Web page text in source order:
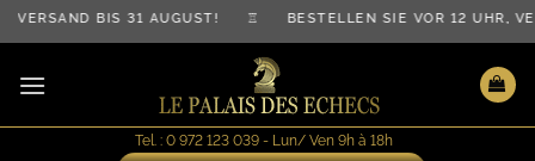
Zum
Inhalt
springen
VERSAND BIS 31 AUGUST! ♖ BESTELLEN SIE VOR 12 UHR,
Tel. : 0 972 123 039 - Lun/ Ven 9h à 18h